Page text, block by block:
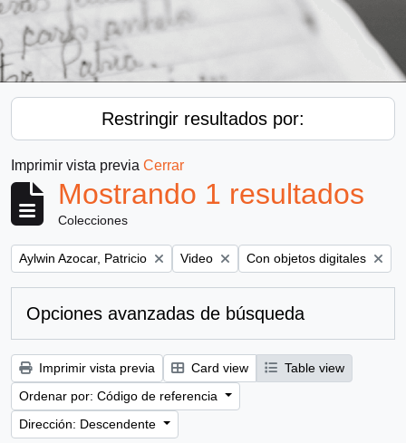
Restringir resultados por:
Imprimir vista previa Cerrar
Mostrando 1 resultados
Colecciones
Remove filter:
Aylwin Azocar, Patricio Remove filter:
Video Remove filter:
Con objetos digitales
Opciones avanzadas de búsqueda
Imprimir vista previa Card view
Table view
Ordenar por: Código de referencia
Dirección: Descendente